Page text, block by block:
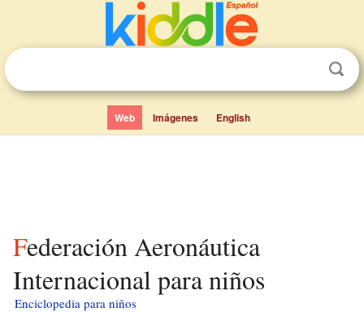
Web Imágenes English
Federación Aeronáutica
Internacional para niños
Enciclopedia para niños